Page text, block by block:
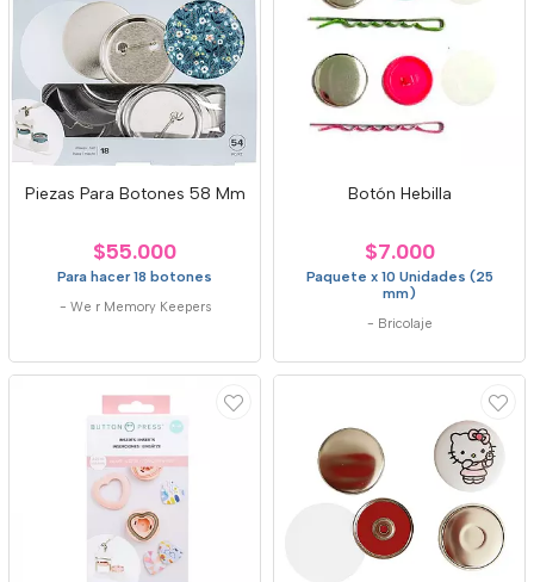
Piezas Para Botones 58 Mm
$55.000
Para hacer 18 botones
- We r Memory Keepers
Botón Hebilla
$7.000
Paquete x 10 Unidades (25
mm)
- Bricolaje